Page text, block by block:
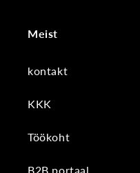
Meist
kontakt
KKK
Töökoht
B2B portaal